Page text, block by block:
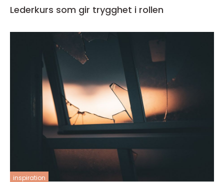
Lederkurs som gir trygghet i rollen
inspiration